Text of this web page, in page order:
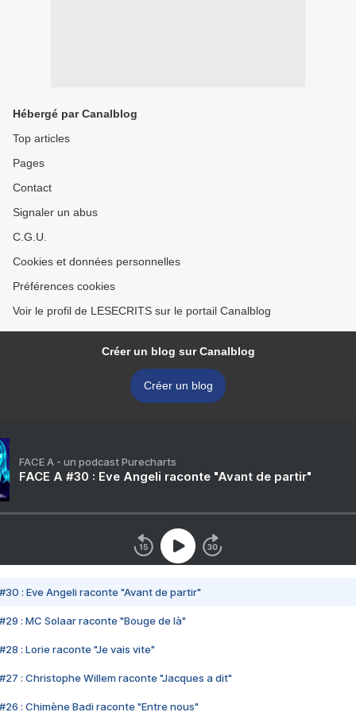
Hébergé par Canalblog
Top articles
Pages
Contact
Signaler un abus
C.G.U.
Cookies et données personnelles
Préférences cookies
Voir le profil de LESECRITS sur le portail Canalblog
Créer un blog sur Canalblog
Créer un blog
FACE A - un podcast Purecharts
FACE A #30 : Eve Angeli raconte "Avant de partir"
#30 : Eve Angeli raconte "Avant de partir"
#29 : MC Solaar raconte "Bouge de là"
#28 : Lorie raconte "Je vais vite"
#27 : Christophe Willem raconte "Jacques a dit"
#26 : Chimène Badi raconte "Entre nous"